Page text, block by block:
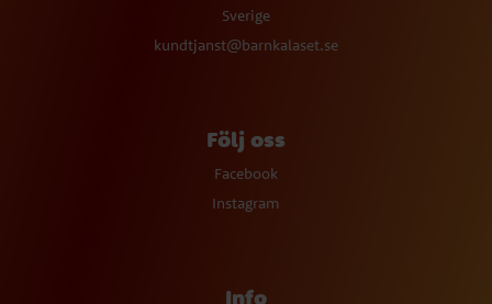
Sverige
kundtjanst@barnkalaset.se
Följ oss
Facebook
Instagram
Info